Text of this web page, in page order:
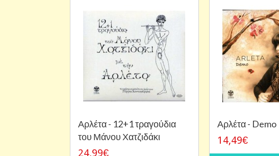
Αρλέτα - 12+1 τραγούδια
του Μάνου Χατζιδάκι
24,99€
Αρλέτα - Demo
14,49€